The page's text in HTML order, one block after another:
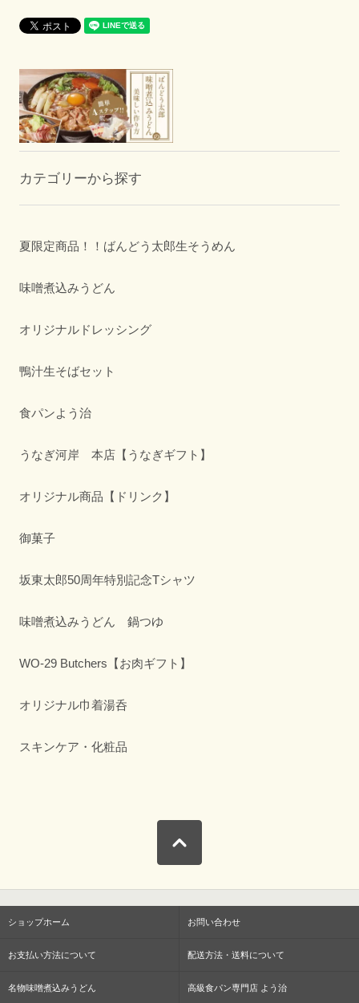
カテゴリーから探す
夏限定商品！！ばんどう太郎生そうめん
味噌煮込みうどん
オリジナルドレッシング
鴨汁生そばセット
食パンよう治
うなぎ河岸 本店【うなぎギフト】
オリジナル商品【ドリンク】
御菓子
坂東太郎50周年特別記念Tシャツ
味噌煮込みうどん 鍋つゆ
WO-29 Butchers【お肉ギフト】
オリジナル巾着湯呑
スキンケア・化粧品
ショップホーム お問い合わせ
お支払い方法について 配送方法・送料について
名物味噌煮込みうどん 高級食パン専門店 よう治